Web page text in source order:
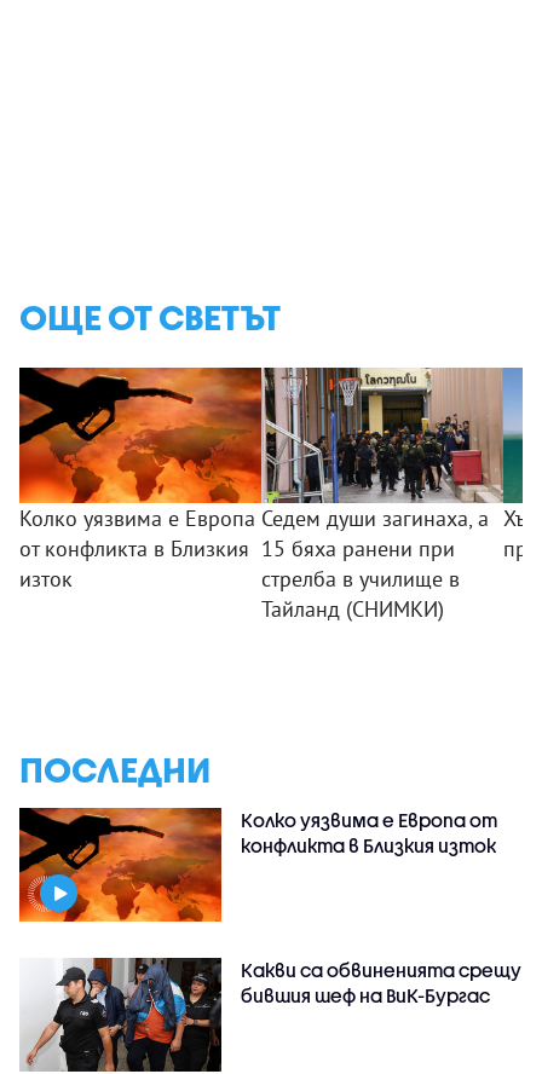
ОЩЕ ОТ СВЕТЪТ
Колко уязвима е Европа
от конфликта в Близкия
изток
Седем души загинаха, а
15 бяха ранени при
стрелба в училище в
Тайланд (СНИМКИ)
ПОСЛЕДНИ
Колко уязвима е Европа от
конфликта в Близкия изток
Какви са обвиненията срещу
бившия шеф на ВиК-Бургас